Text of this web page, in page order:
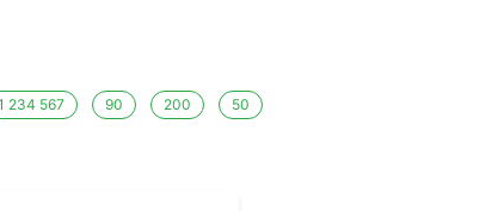
234 567 90 200 50